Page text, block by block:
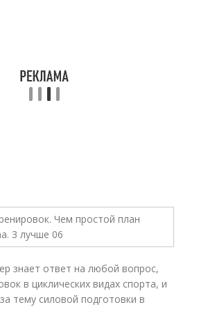
знает ответ на любой вопрос,
в циклических видах спорта, и
тему силовой подготовки в